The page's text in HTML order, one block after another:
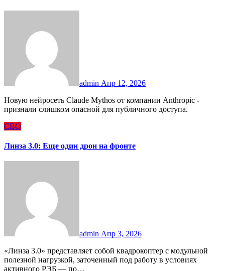
admin Апр 12, 2026
Новую нейросеть Claude Mythos от компании Anthropic -
признали слишком опасной для публичного доступа.
СВО
Линза 3.0: Еще один дрон на фронте
admin Апр 3, 2026
«Линза 3.0» представляет собой квадрокоптер с модульной
полезной нагрузкой, заточенный под работу в условиях
активного РЭБ — по…